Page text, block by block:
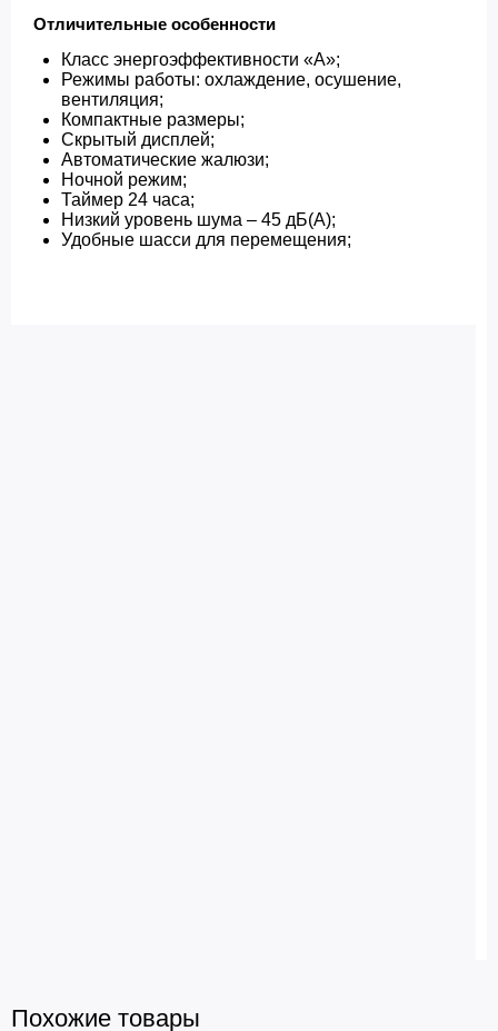
Отличительные особенности
Класс энергоэффективности «А»;
Режимы работы: охлаждение, осушение,
вентиляция;
Компактные размеры;
Скрытый дисплей;
Автоматические жалюзи;
Ночной режим;
Таймер 24 часа;
Низкий уровень шума – 45 дБ(А);
Удобные шасси для перемещения;
Похожие товары